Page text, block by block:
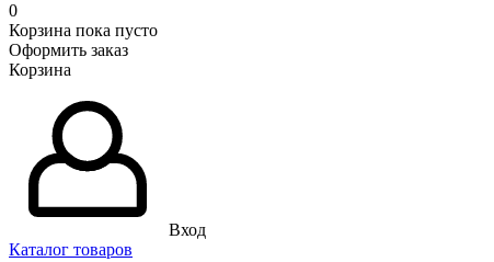
0
Корзина пока пусто
Оформить заказ
Корзина
Вход
Каталог товаров